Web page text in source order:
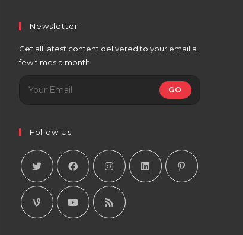
Newsletter
Get all latest content delivered to your email a
few times a month.
GO
Follow Us